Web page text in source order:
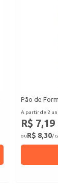
Pão de
A partir de 2
R$ 7,19
ouR$ 8,30/